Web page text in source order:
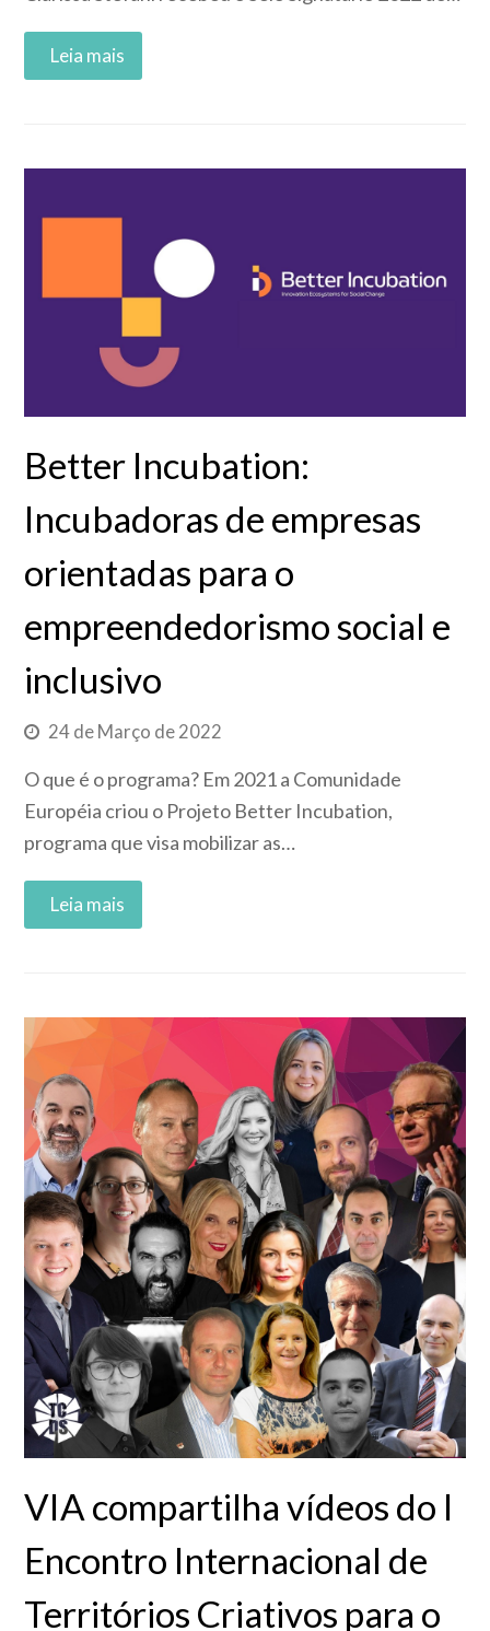
Better Incubation:
Incubadoras de empresas
orientadas para o
empreendedorismo social e
inclusivo
24 de Março de 2022
O que é o programa? Em 2021 a Comunidade
Européia criou o Projeto Better Incubation,
programa que visa mobilizar as…
VIA compartilha vídeos do I
Encontro Internacional de
Territórios Criativos para o